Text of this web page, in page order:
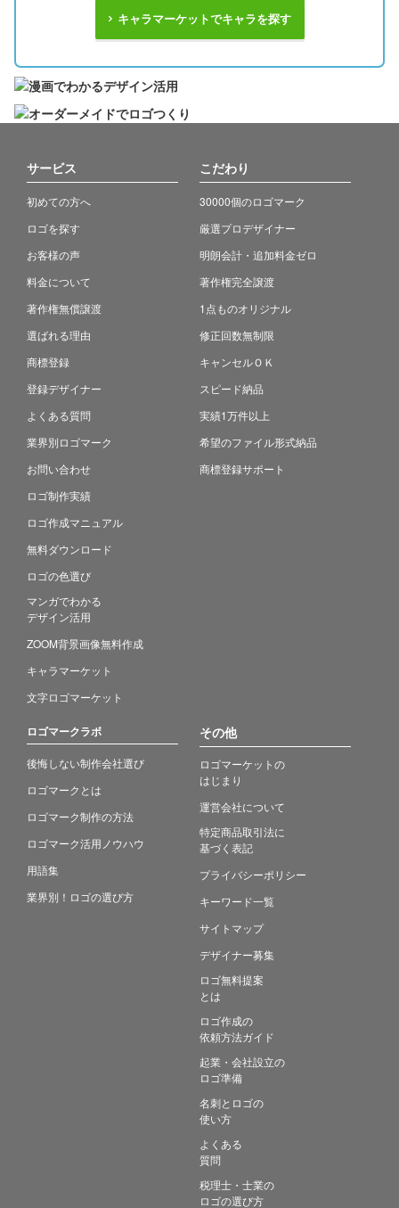
キャラマーケットでキャラを探す
サービス
初めての方へ
ロゴを探す
お客様の声
料金について
著作権無償譲渡
選ばれる理由
商標登録
登録デザイナー
よくある質問
業界別ロゴマーク
お問い合わせ
ロゴ制作実績
ロゴ作成マニュアル
無料ダウンロード
ロゴの色選び
マンガでわかる
デザイン活用
ZOOM背景画像無料作成
キャラマーケット
文字ロゴマーケット
こだわり
30000個のロゴマーク
厳選プロデザイナー
明朗会計・追加料金ゼロ
著作権完全譲渡
1点ものオリジナル
修正回数無制限
キャンセルＯＫ
スピード納品
実績1万件以上
希望のファイル形式納品
商標登録サポート
ロゴマークラボ
後悔しない制作会社選び
ロゴマークとは
ロゴマーク制作の方法
ロゴマーク活用ノウハウ
用語集
業界別！ロゴの選び方
その他
ロゴマーケットの
はじまり
運営会社について
特定商品取引法に
基づく表記
プライバシーポリシー
キーワード一覧
サイトマップ
デザイナー募集
ロゴ無料提案
とは
ロゴ作成の
依頼方法ガイド
起業・会社設立の
ロゴ準備
名刺とロゴの
使い方
よくある
質問
税理士・士業の
ロゴの選び方